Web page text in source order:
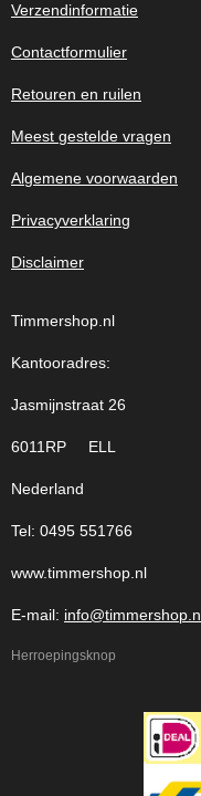
Verzendinformatie
Contactformulier
Retouren en ruilen
Meest gestelde vragen
Algemene voorwaarden
Privacyverklaring
Disclaimer
Timmershop.nl
Kantooradres:
Jasmijnstraat 26
6011RP ELL
Nederland
Tel: 0495 551766
www.timmershop.nl
E-mail: info@timmershop.nl
Herroepingsknop